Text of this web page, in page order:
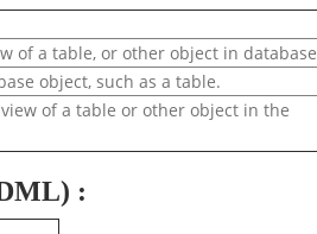
of a table, or other object in database
object, such as a table.
of a table or other object in the
: